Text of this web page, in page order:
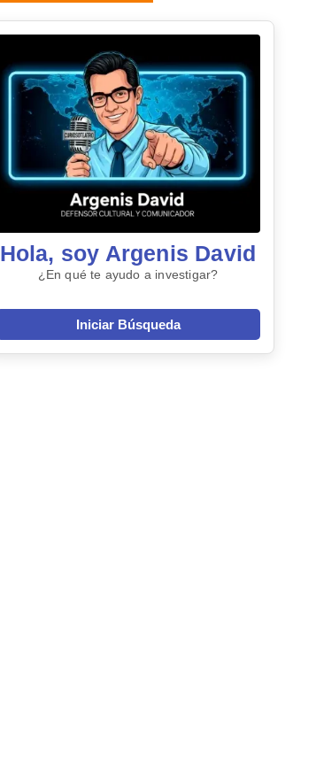
Hola, soy Argenis David
¿En qué te ayudo a investigar?
Iniciar Búsqueda